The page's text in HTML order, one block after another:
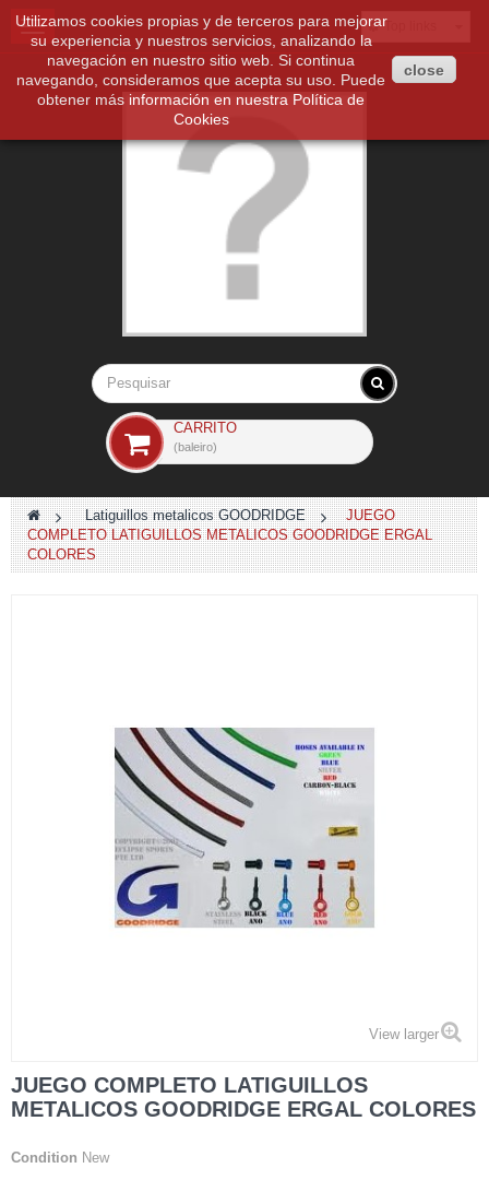
Utilizamos cookies propias y de terceros para mejorar
su experiencia y nuestros servicios, analizando la
navegación en nuestro sitio web. Si continua
navegando, consideramos que acepta su uso. Puede
obtener más información en nuestra Política de
Cookies
close
Toggle
navigation
Top links
CARRITO
(baleiro)
> Latiguillos metalicos GOODRIDGE >
JUEGO
COMPLETO LATIGUILLOS METALICOS GOODRIDGE ERGAL
COLORES
View larger
JUEGO COMPLETO LATIGUILLOS
METALICOS GOODRIDGE ERGAL COLORES
Condition New